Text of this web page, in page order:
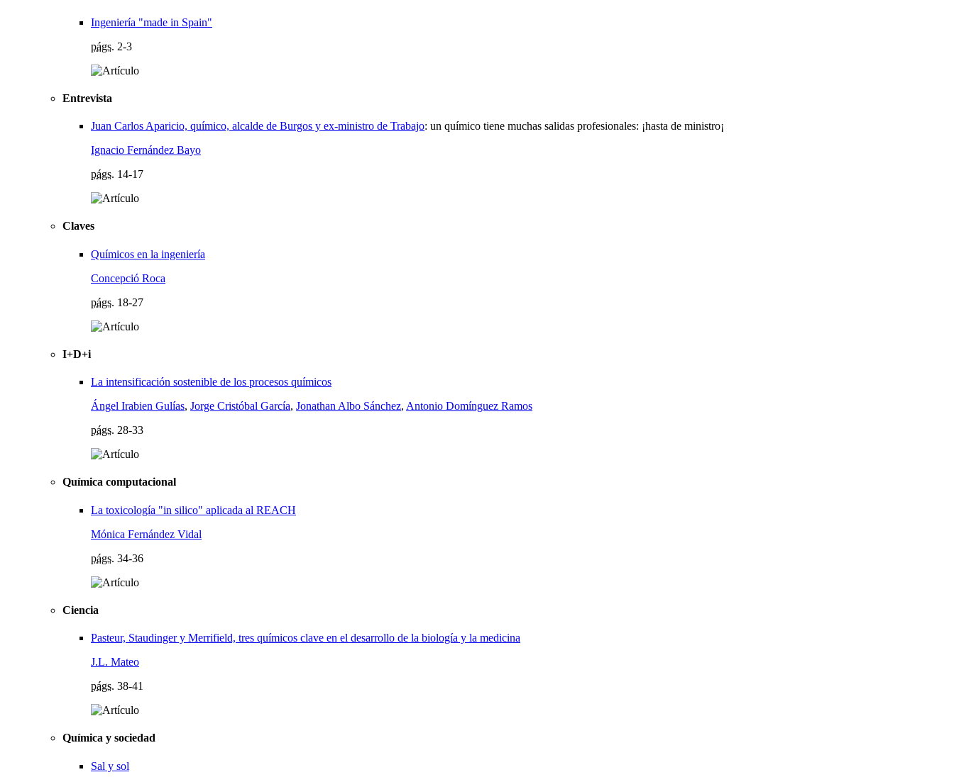
Ingeniería "made in Spain"
págs. 2-3
Entrevista
Juan Carlos Aparicio, químico, alcalde de Burgos y ex-ministro de Trabajo: un químico tiene muchas salidas profesionales: ¡hasta de ministro¡
Ignacio Fernández Bayo
págs. 14-17
Claves
Químicos en la ingeniería
Concepció Roca
págs. 18-27
I+D+i
La intensificación sostenible de los procesos químicos
Ángel Irabien Gulías, Jorge Cristóbal García, Jonathan Albo Sánchez, Antonio Domínguez Ramos
págs. 28-33
Química computacional
La toxicología "in silico" aplicada al REACH
Mónica Fernández Vidal
págs. 34-36
Ciencia
Pasteur, Staudinger y Merrifield, tres químicos clave en el desarrollo de la biología y la medicina
J.L. Mateo
págs. 38-41
Química y sociedad
Sal y sol